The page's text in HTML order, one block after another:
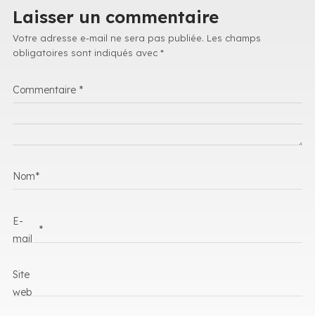
Laisser un commentaire
Votre adresse e-mail ne sera pas publiée. Les champs
obligatoires sont indiqués avec *
Commentaire *
Nom*
E-
mail
*
Site
web